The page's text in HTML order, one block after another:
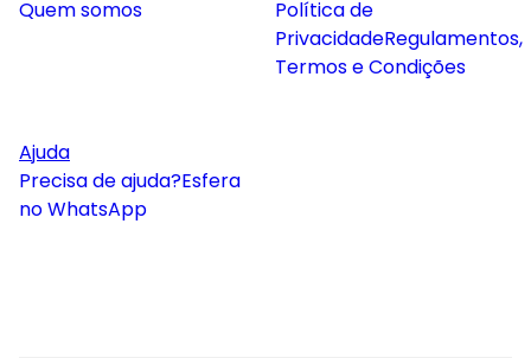
Quem somos
Política de
PrivacidadeRegulamentos,
Termos e Condições
Ajuda
Precisa de ajuda?Esfera
no WhatsApp